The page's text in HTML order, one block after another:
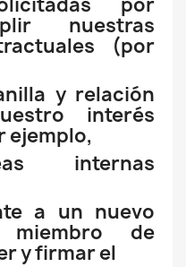
nuestras
(por
y relación
interés
ejemplo,
internas
a un nuevo
de
y firmar el